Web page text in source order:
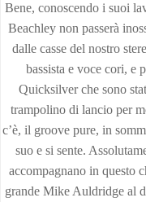
Bene, conoscendo i suoi
Beachley non passerà
dalle casse del nostro
bassista e voce cori, e
Quicksilver che sono
trampolino di lancio per
c’è, il groove pure, in
suo e si sente.
accompagnano in questo
grande Mike Auldridge al